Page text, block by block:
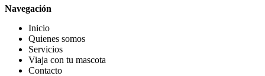
Navegación
Inicio
Quienes somos
Servicios
Viaja con tu mascota
Contacto